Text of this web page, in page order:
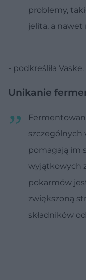
problemy,
jelita, a
- podkreśliła Vaske.
Unikanie
szczególnych
pomagają im
wyjątkowych
pokarmów
zwiększoną
składników